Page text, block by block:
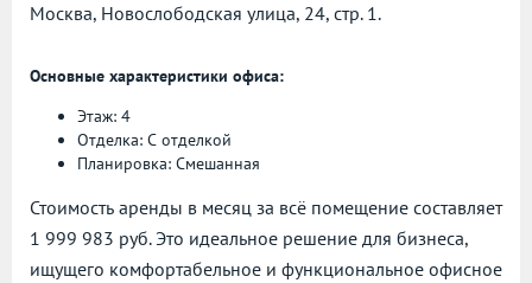
Москва, Новослободская улица, 24, стр. 1.
Основные характеристики офиса:
Этаж: 4
Отделка: С отделкой
Планировка: Смешанная
Стоимость аренды в месяц за всё помещение составляет
1 999 983 руб. Это идеальное решение для бизнеса,
ищущего комфортабельное и функциональное офисное